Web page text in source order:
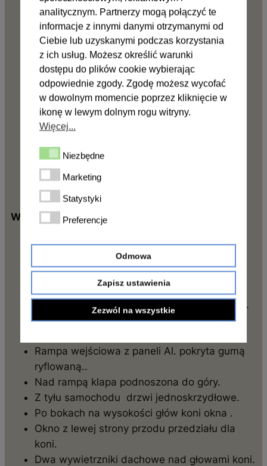
analitycznym. Partnerzy mogą połączyć te
informacje z innymi danymi otrzymanymi od
Ciebie lub uzyskanymi podczas korzystania
z ich usług. Możesz określić warunki
dostępu do plików cookie wybierając
odpowiednie zgody. Zgodę możesz wycofać
w dowolnym momencie poprzez kliknięcie w
ikonę w lewym dolnym rogu witryny.
Więcej...
NiezbędneNiezbędne
MarketingMarketing
StatystykiStatystyki
PreferencjePreferencje
Odmowa
Zapisz ustawienia
Zezwól na wszystkie
lusterka zewnętrzne o przedłużonych
ramionach
poduszka powietrzna kierowcy i pasażera
światła przeciwmgłowe
chlapacze przednie
wykończenie deski rozdzielczej TITANE
szyba przednia ogrzewana
system multimedialny OpenR link 10″ z
wbudowanymi usługami Google (nawigacja
asystent świateł drogowych
oświetlenie kabiny LED
Wyposażenie zabudowy:
Kabina powiększona o 3 miejsca siedzące z
możliwością spania.
Siedzenia skórzane.
Obrotnice siedzeń.
Ściany, sufit z paneli izolowanych gr. 30 mm.
Podłoga z plastra miodu, pokryta gumą
Rampa wejściowa z paneli Al. pokryta gumą
ryflowaną..
Nad rampą klapa podnoszona do góry.
Z tyłu samochodu drzwi jednoskrzydłowe.
Po bokach na wysokości głów koni okna .
Okno z lewej strony przodu przedziału dla
koni.
Dwa wywietrzniki dachowe nad głowami koni.